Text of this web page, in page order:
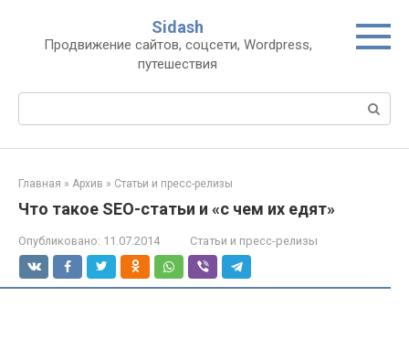
контенту
Sidash
Продвижение сайтов, соцсети, Wordpress,
путешествия
Главная » Архив » Статьи и пресс-релизы
Что такое SEO-статьи и «с чем их едят»
Опубликовано: 11.07.2014 Статьи и пресс-релизы